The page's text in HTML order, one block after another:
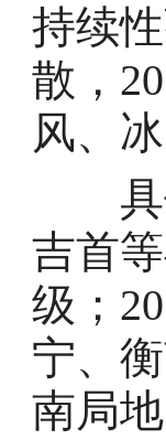
持续
散，
风、
具体
吉首
级；
宁、
南局